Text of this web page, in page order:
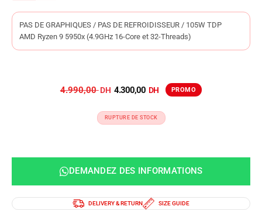
PAS DE GRAPHIQUES / PAS DE REFROIDISSEUR / 105W TDP
AMD Ryzen 9 5950x (4.9GHz 16-Core et 32-Threads)
4.990,00 4.300,00
RUPTURE DE STOCK
DEMANDEZ DES INFORMATIONS
DELIVERY & RETURN SIZE GUIDE